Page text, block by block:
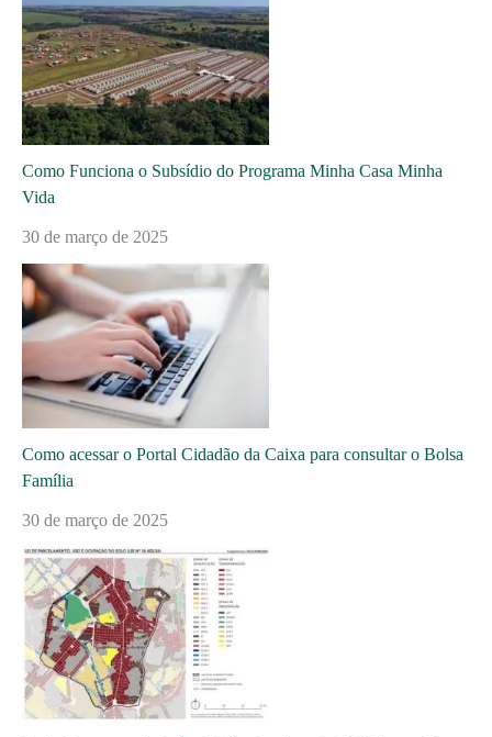
Como Funciona o Subsídio do Programa Minha Casa Minha
Vida
30 de março de 2025
Como acessar o Portal Cidadão da Caixa para consultar o Bolsa
Família
30 de março de 2025